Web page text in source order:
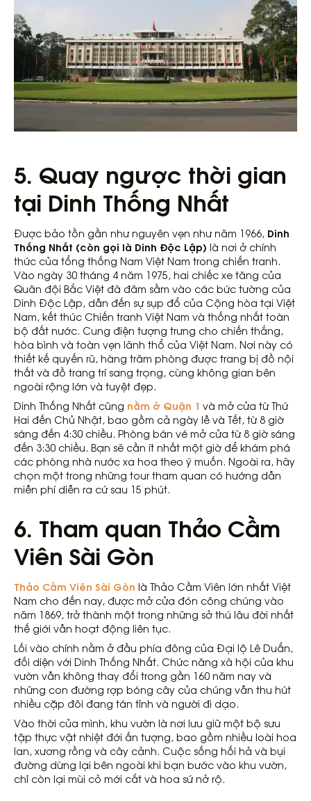
5. Quay ngược thời gian
tại Dinh Thống Nhất
Được bảo tồn gần như nguyên vẹn như năm 1966, Dinh
Thống Nhất (còn gọi là Dinh Độc Lập) là nơi ở chính
thức của tổng thống Nam Việt Nam trong chiến tranh.
Vào ngày 30 tháng 4 năm 1975, hai chiếc xe tăng của
Quân đội Bắc Việt đã đâm sầm vào các bức tường của
Dinh Độc Lập, dẫn đến sự sụp đổ của Cộng hòa tại Việt
Nam, kết thúc Chiến tranh Việt Nam và thống nhất toàn
bộ đất nước. Cung điện tượng trưng cho chiến thắng,
hòa bình và toàn vẹn lãnh thổ của Việt Nam. Nơi này có
thiết kế quyến rũ, hàng trăm phòng được trang bị đồ nội
thất và đồ trang trí sang trọng, cùng không gian bên
ngoài rộng lớn và tuyệt đẹp.
Dinh Thống Nhất cũng nằm ở Quận 1 và mở cửa từ Thứ
Hai đến Chủ Nhật, bao gồm cả ngày lễ và Tết, từ 8 giờ
sáng đến 4:30 chiều. Phòng bán vé mở cửa từ 8 giờ sáng
đến 3:30 chiều. Bạn sẽ cần ít nhất một giờ để khám phá
các phòng nhà nước xa hoa theo ý muốn. Ngoài ra, hãy
chọn một trong những tour tham quan có hướng dẫn
miễn phí diễn ra cứ sau 15 phút.
6. Tham quan Thảo Cầm
Viên Sài Gòn
Thảo Cầm Viên Sài Gòn là Thảo Cầm Viên lớn nhất Việt
Nam cho đến nay, được mở cửa đón công chúng vào
năm 1869, trở thành một trong những sở thú lâu đời nhất
thế giới vẫn hoạt động liên tục.
Lối vào chính nằm ở đầu phía đông của Đại lộ Lê Duẩn,
đối diện với Dinh Thống Nhất. Chức năng xã hội của khu
vườn vẫn không thay đổi trong gần 160 năm nay và
những con đường rợp bóng cây của chúng vẫn thu hút
nhiều cặp đôi đang tán tỉnh và người đi dạo.
Vào thời của mình, khu vườn là nơi lưu giữ một bộ sưu
tập thực vật nhiệt đới ấn tượng, bao gồm nhiều loài hoa
lan, xương rồng và cây cảnh. Cuộc sống hối hả và bụi
đường dừng lại bên ngoài khi bạn bước vào khu vườn,
chỉ còn lại mùi cỏ mới cắt và hoa sứ nở rộ.